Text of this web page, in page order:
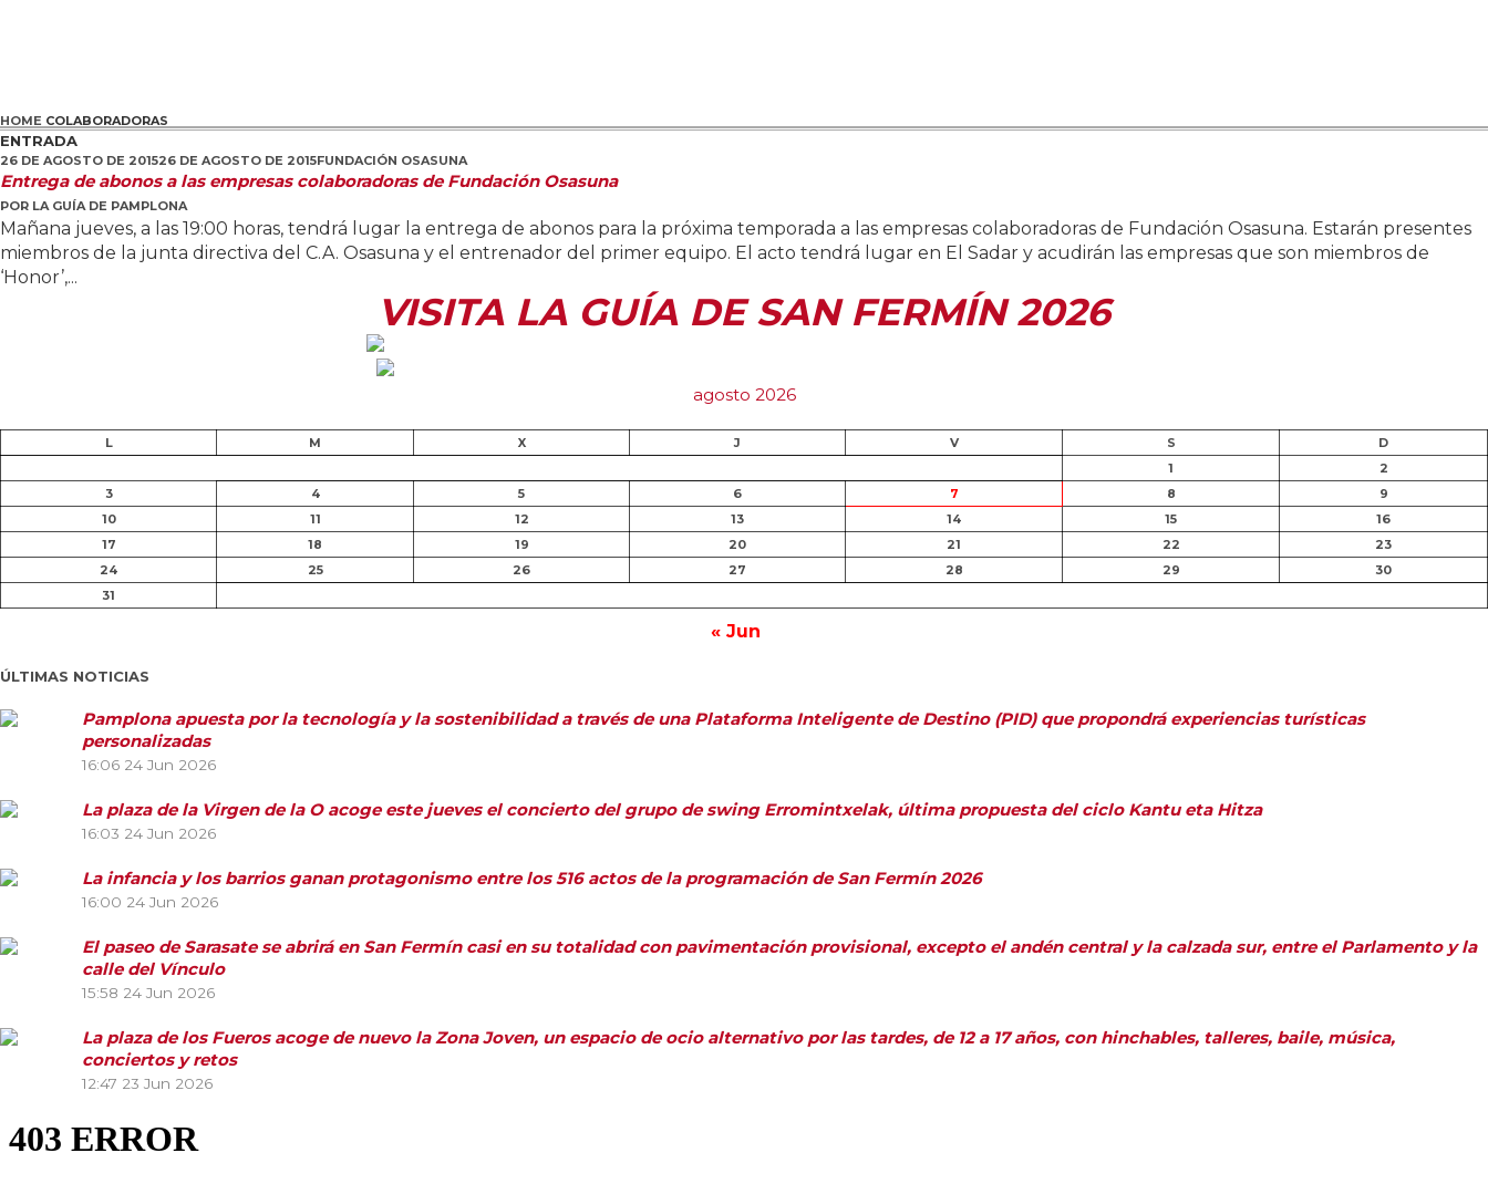
HOME COLABORADORAS
ENTRADA
26 DE AGOSTO DE 201526 DE AGOSTO DE 2015FUNDACIÓN OSASUNA
Entrega de abonos a las empresas colaboradoras de Fundación Osasuna
POR LA GUÍA DE PAMPLONA
Mañana jueves, a las 19:00 horas, tendrá lugar la entrega de abonos para la próxima temporada a las empresas colaboradoras de Fundación Osasuna. Estarán presentes
miembros de la junta directiva del C.A. Osasuna y el entrenador del primer equipo. El acto tendrá lugar en El Sadar y acudirán las empresas que son miembros de
‘Honor’,...
VISITA LA GUÍA DE SAN FERMÍN 2026
agosto 2026
L M X J V S
D
1
2
3
4 5 6 7 8
9
10
11 12 13 14 15
16
17
18 19 20 21 22
23
24
25 26 27 28 29
30
31
« Jun
ÚLTIMAS NOTICIAS
Pamplona apuesta por la tecnología y la sostenibilidad a través de una Plataforma Inteligente de Destino (PID) que propondrá experiencias turísticas
personalizadas
16:06 24 Jun 2026
La plaza de la Virgen de la O acoge este jueves el concierto del grupo de swing Erromintxelak, última propuesta del ciclo Kantu eta Hitza
16:03 24 Jun 2026
La infancia y los barrios ganan protagonismo entre los 516 actos de la programación de San Fermín 2026
16:00 24 Jun 2026
El paseo de Sarasate se abrirá en San Fermín casi en su totalidad con pavimentación provisional, excepto el andén central y la calzada sur, entre el Parlamento y la
calle del Vínculo
15:58 24 Jun 2026
La plaza de los Fueros acoge de nuevo la Zona Joven, un espacio de ocio alternativo por las tardes, de 12 a 17 años, con hinchables, talleres, baile, música,
conciertos y retos
12:47 23 Jun 2026